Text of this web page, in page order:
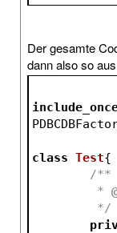
Der gesamte
dann also so
class Test{
/**
	 *
	 */